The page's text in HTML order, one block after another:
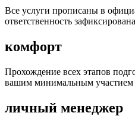
Все услуги прописаны в
ответственность зафиксирована
комфорт
Прохождение всех этапов
вашим минимальным участием
личный менеджер